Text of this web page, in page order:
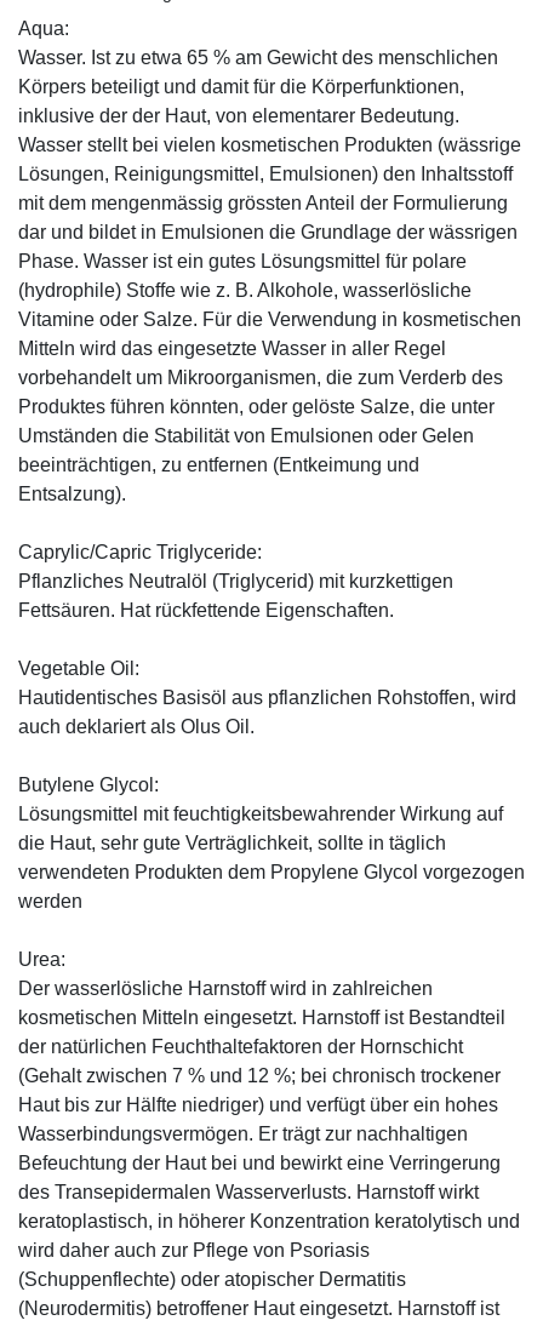
Aqua:
Wasser. Ist zu etwa 65 % am Gewicht des menschlichen
Körpers beteiligt und damit für die Körperfunktionen,
inklusive der der Haut, von elementarer Bedeutung.
Wasser stellt bei vielen kosmetischen Produkten (wässrige
Lösungen, Reinigungsmittel, Emulsionen) den Inhaltsstoff
mit dem mengenmässig grössten Anteil der Formulierung
dar und bildet in Emulsionen die Grundlage der wässrigen
Phase. Wasser ist ein gutes Lösungsmittel für polare
(hydrophile) Stoffe wie z. B. Alkohole, wasserlösliche
Vitamine oder Salze. Für die Verwendung in kosmetischen
Mitteln wird das eingesetzte Wasser in aller Regel
vorbehandelt um Mikroorganismen, die zum Verderb des
Produktes führen könnten, oder gelöste Salze, die unter
Umständen die Stabilität von Emulsionen oder Gelen
beeinträchtigen, zu entfernen (Entkeimung und
Entsalzung).
Caprylic/Capric Triglyceride:
Pflanzliches Neutralöl (Triglycerid) mit kurzkettigen
Fettsäuren. Hat rückfettende Eigenschaften.
Vegetable Oil:
Hautidentisches Basisöl aus pflanzlichen Rohstoffen, wird
auch deklariert als Olus Oil.
Butylene Glycol:
Lösungsmittel mit feuchtigkeitsbewahrender Wirkung auf
die Haut, sehr gute Verträglichkeit, sollte in täglich
verwendeten Produkten dem Propylene Glycol vorgezogen
werden
Urea:
Der wasserlösliche Harnstoff wird in zahlreichen
kosmetischen Mitteln eingesetzt. Harnstoff ist Bestandteil
der natürlichen Feuchthaltefaktoren der Hornschicht
(Gehalt zwischen 7 % und 12 %; bei chronisch trockener
Haut bis zur Hälfte niedriger) und verfügt über ein hohes
Wasserbindungsvermögen. Er trägt zur nachhaltigen
Befeuchtung der Haut bei und bewirkt eine Verringerung
des Transepidermalen Wasserverlusts. Harnstoff wirkt
keratoplastisch, in höherer Konzentration keratolytisch und
wird daher auch zur Pflege von Psoriasis
(Schuppenflechte) oder atopischer Dermatitis
(Neurodermitis) betroffener Haut eingesetzt. Harnstoff ist